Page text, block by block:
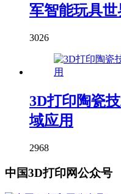
军智能玩具世
3026
3D打印陶瓷
域应用
2968
中国3D打印网公众号